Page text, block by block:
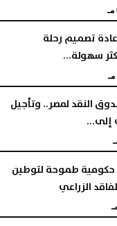
تصميم رحلة
سهولة...
النقد لمصر.. وتأجيل
إلى...
حكومية طموحة لتوطين
الزراعي